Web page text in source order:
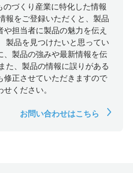
づくり産業に特化した情報
報をご登録いただくと、製品
や担当者に製品の魅力を伝え
製品を見つけたいと思ってい
、製品の強みや最新情報を伝
た、製品の情報に誤りがある
修正させていただきますので
ください。
お問い合わせはこちら